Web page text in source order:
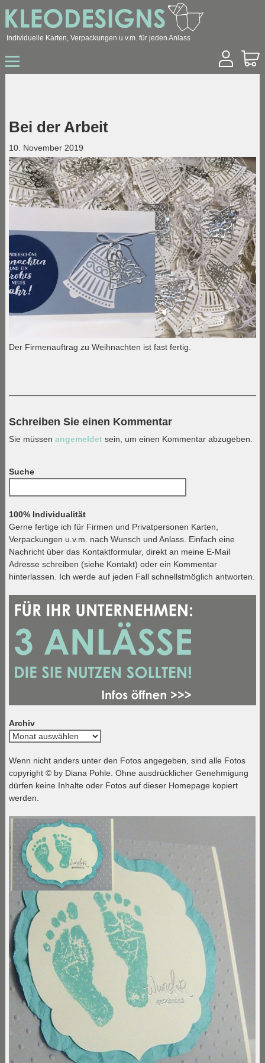
Individuelle Karten, Verpackungen u.v.m. für jeden Anlass
Geburt / Taufe
Trauer
Ostern
Weihnachten
Geschäftskunden
Kontakt
Blog
Bei der Arbeit
10. November 2019
Der Firmenauftrag zu Weihnachten ist fast fertig.
Schreiben Sie einen Kommentar
Sie müssenangemeldet sein, um einen Kommentar abzugeben.
Suche
nach:
100% Individualität
Gerne fertige ich für Firmen und Privatpersonen Karten,
Verpackungen u.v.m. nach Wunsch und Anlass. Einfach eine
Nachricht über das Kontaktformular, direkt an meine E-Mail
Adresse schreiben (siehe Kontakt) oder ein Kommentar
hinterlassen. Ich werde auf jeden Fall schnellstmöglich antworten.
Archiv
Archiv
Wenn nicht anders unter den Fotos angegeben, sind alle Fotos
copyright © by Diana Pohle. Ohne ausdrücklicher Genehmigung
dürfen keine Inhalte oder Fotos auf dieser Homepage kopiert
werden.